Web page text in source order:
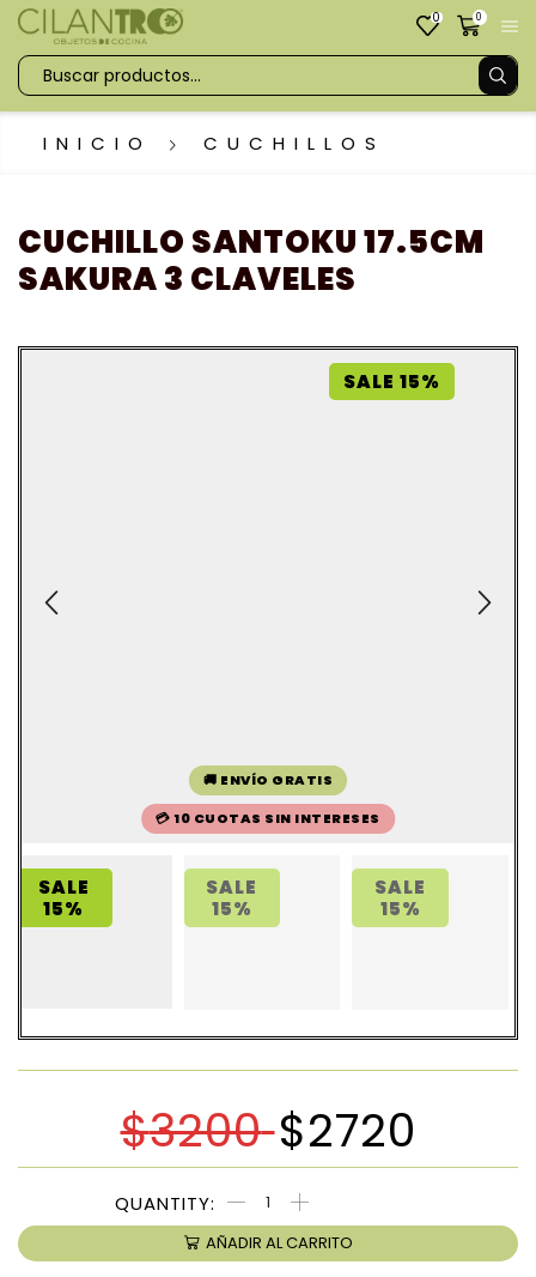
0 0
INICIO CUCHILLOS
CUCHILLO SANTOKU 17.5CM
SAKURA 3 CLAVELES
SALE 15%
🚚 ENVÍO GRATIS
💳 10 CUOTAS SIN INTERESES
SALE
15%
SALE
15%
SALE
15%
$3200 $2720
AÑADIR AL CARRITO